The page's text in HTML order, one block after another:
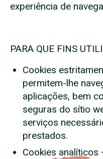
experiência de
PARA QUE FINS
Cookies
permitem-lhe
aplicações, bem
seguras do sítio
serviços
prestados.
Cookies analíticos